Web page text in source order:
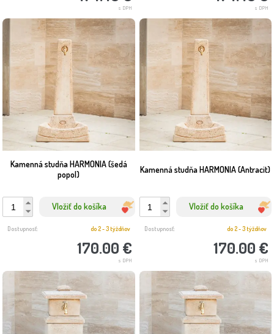
s DPH s DPH
Kamenná studňa HARMONIA (šedá
popol)
Vložiť do košíka
170.00 €
s DPH
Dostupnosť: do 2 - 3 týždňov
Kamenná studňa HARMONIA (Antracit)
Vložiť do košíka
170.00 €
s DPH
Dostupnosť: do 2 - 3 týždňov